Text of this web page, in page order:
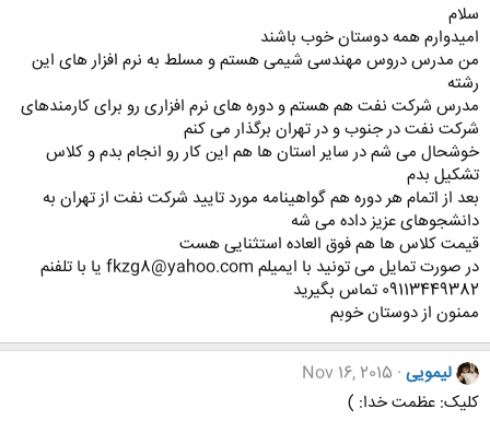
سلام
امیدوارم همه دوستان خوب باشند
من مدرس دروس مهندسی شیمی هستم و مسلط به نرم افزار های این
رشته
مدرس شرکت نفت هم هستم و دوره های نرم افزاری رو برای کارمندهای
شرکت نفت در جنوب و در تهران برگذار می کنم
خوشحال می شم در سایر استان ها هم این کار رو انجام بدم و کلاس
تشکیل بدم
بعد از اتمام هر دوره هم گواهینامه مورد تایید شرکت نفت از تهران به
دانشجوهای عزیز داده می شه
قیمت کلاس ها هم فوق العاده استثنایی هست
در صورت تمایل می تونید با ایمیلم fkzg8@yahoo.com یا با تلفنم
09113449382 تماس بگیرید
ممنون از دوستان خوبم
لیمویی Nov 16, 2015
کلیک: عظمت خدا: )